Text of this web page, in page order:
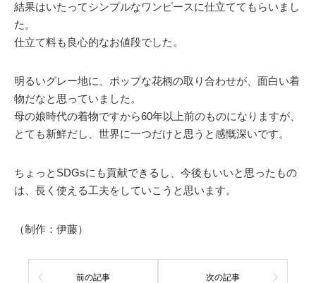
結果はいたってシンプルなワンピースに仕立ててもらいまし
た。
仕立て料も良心的なお値段でした。
明るいグレー地に、ポップな花柄の取り合わせが、面白い着
物だなと思っていました。
母の娘時代の着物ですから60年以上前のものになりますが、
とても新鮮だし、世界に一つだけと思うと感慨深いです。
ちょっとSDGsにも貢献できるし、今後もいいと思ったもの
は、長く使える工夫をしていこうと思います。
（制作：伊藤）
前の記事 次の記事